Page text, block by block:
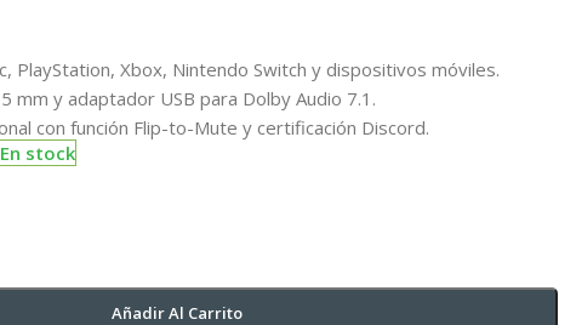
PlayStation, Xbox, Nintendo Switch y dispositivos móviles.
mm y adaptador USB para Dolby Audio 7.1.
con función Flip-to-Mute y certificación Discord.
stock
Añadir Al Carrito